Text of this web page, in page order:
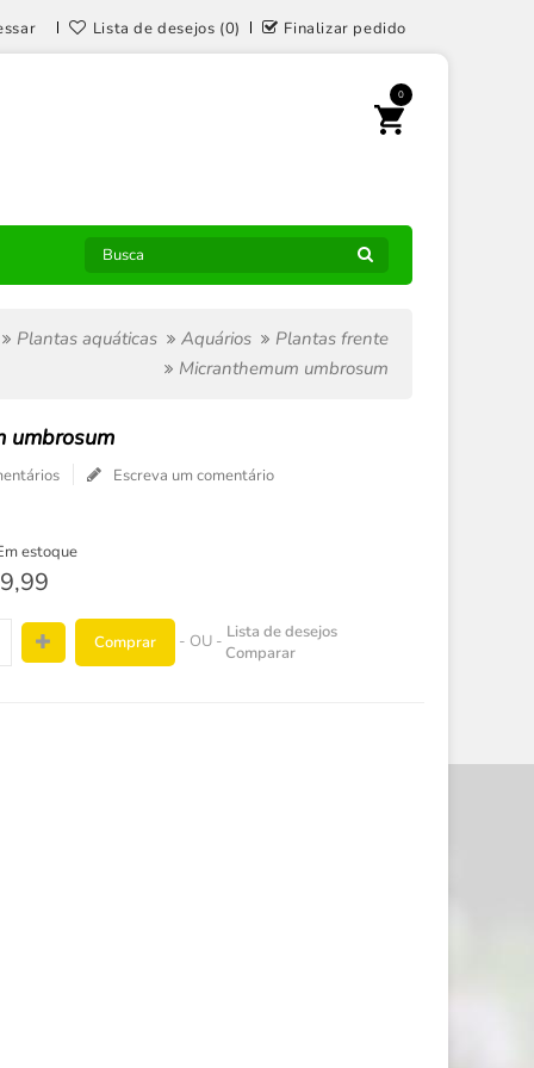
Lista de desejos (0) Finalizar pedido
0
Plantas aquáticas Aquários
Plantas frente
Micranthemum umbrosum
umbrosum
Escreva um comentário
estoque
Comprar - OU - Lista de desejos
Comparar